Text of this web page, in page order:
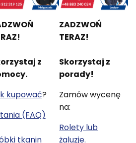
z
kupować?
(FAQ)
tkanin
ZADZWOŃ
TERAZ!
Skorzystaj z
porady!
Zamów wycenę
na:
Rolety lub
żaluzje.